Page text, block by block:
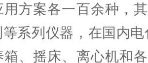
用方案各一百余种，
系列仪器，在国内
箱、摇床、离心机和